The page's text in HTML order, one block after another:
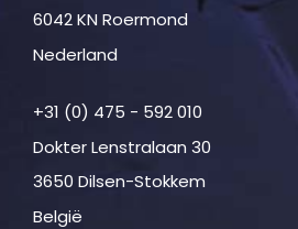
6042 KN Roermond
Nederland
+31 (0) 475 - 592 010
Dokter Lenstralaan 30
3650 Dilsen-Stokkem
België